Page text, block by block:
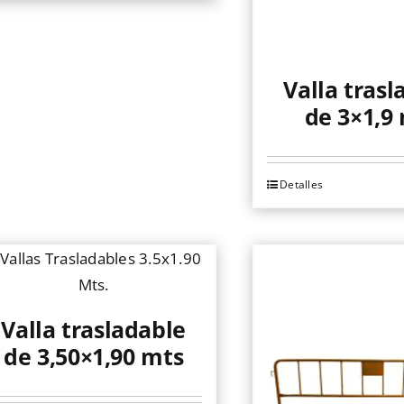
Valla
de 3×1,9
Detalles
Valla trasladable
de 3,50×1,90 mts